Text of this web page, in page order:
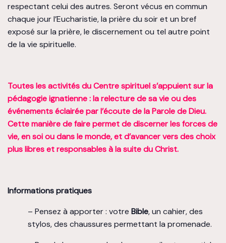
respectant celui des autres. Seront vécus en commun
chaque jour l’Eucharistie, la prière du soir et un bref
exposé sur la prière, le discernement ou tel autre point
de la vie spirituelle.
Toutes les activités du Centre spirituel s’appuient sur la
pédagogie ignatienne : la relecture de sa vie ou des
événements éclairée par l’écoute de la Parole de Dieu.
Cette manière de faire permet de discerner les forces de
vie, en soi ou dans le monde, et d’avancer vers des choix
plus libres et responsables à la suite du Christ.
Informations pratiques
– Pensez à apporter : votre Bible, un cahier, des
stylos, des chaussures permettant la promenade.